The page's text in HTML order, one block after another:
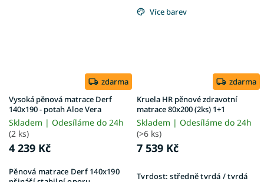
zdarma
Vysoká pěnová matrace Derf
140x190 - potah Aloe Vera
Skladem | Odesíláme do 24h
(2 ks)
4 239 Kč
Pěnová matrace Derf 140x190
Více barev
zdarma
Kruela HR pěnové zdravotní
matrace 80x200 (2ks) 1+1
Skladem | Odesíláme do 24h
(>6 ks)
7 539 Kč
Tvrdost: středně tvrdá / tvrdá